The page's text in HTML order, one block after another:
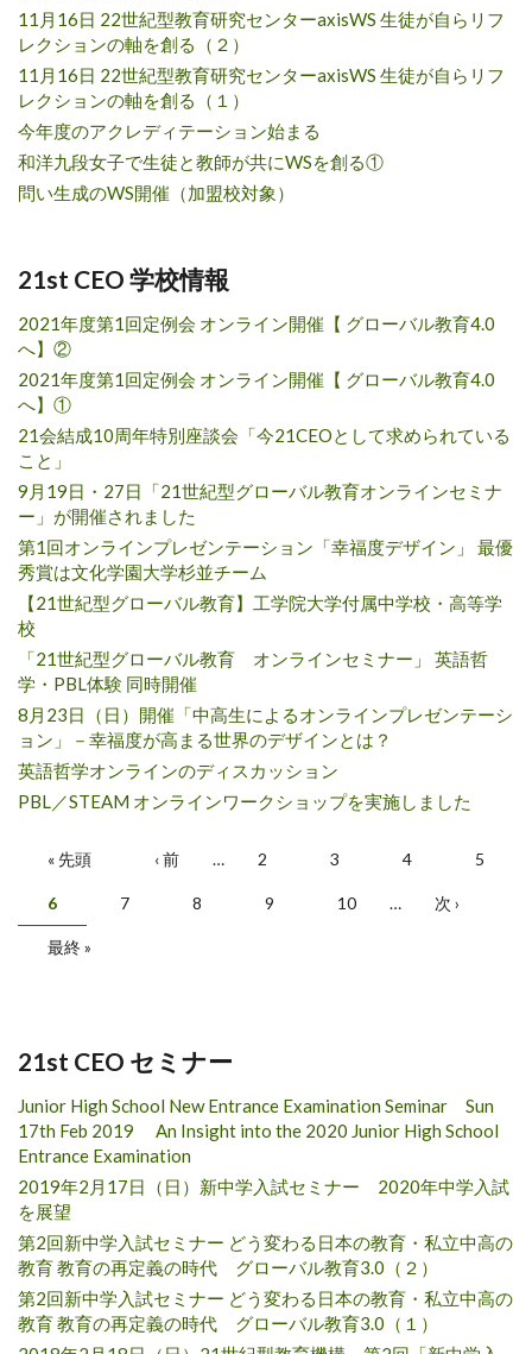
11月16日 22世紀型教育研究センターaxisWS 生徒が自らリフ
レクションの軸を創る（２）
11月16日 22世紀型教育研究センターaxisWS 生徒が自らリフ
レクションの軸を創る（１）
今年度のアクレディテーション始まる
和洋九段女子で生徒と教師が共にWSを創る①
問い生成のWS開催（加盟校対象）
21st CEO 学校情報
2021年度第1回定例会 オンライン開催【 グローバル教育4.0
へ】②
2021年度第1回定例会 オンライン開催【 グローバル教育4.0
へ】①
21会結成10周年特別座談会「今21CEOとして求められている
こと」
9月19日・27日「21世紀型グローバル教育オンラインセミナ
ー」が開催されました
第1回オンラインプレゼンテーション「幸福度デザイン」 最優
秀賞は文化学園大学杉並チーム
【21世紀型グローバル教育】工学院大学付属中学校・高等学
校
「21世紀型グローバル教育 オンラインセミナー」 英語哲
学・PBL体験 同時開催
8月23日（日）開催「中高生によるオンラインプレゼンテーシ
ョン」－幸福度が高まる世界のデザインとは？
英語哲学オンラインのディスカッション
PBL／STEAM オンラインワークショップを実施しました
ページ
« 先頭 ‹ 前 … 2 3 4 5
6 7 8 9 10 … 次 ›
最終 »
21st CEO セミナー
Junior High School New Entrance Examination Seminar Sun
17th Feb 2019 An Insight into the 2020 Junior High School
Entrance Examination
2019年2月17日（日）新中学入試セミナー 2020年中学入試
を展望
第2回新中学入試セミナー どう変わる日本の教育・私立中高の
教育 教育の再定義の時代 グローバル教育3.0（２）
第2回新中学入試セミナー どう変わる日本の教育・私立中高の
教育 教育の再定義の時代 グローバル教育3.0（１）